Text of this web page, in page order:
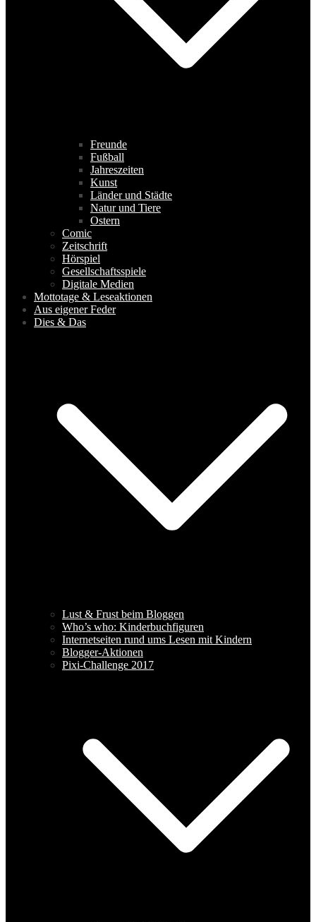
Freunde
Fußball
Jahreszeiten
Kunst
Länder und Städte
Natur und Tiere
Ostern
Comic
Zeitschrift
Hörspiel
Gesellschaftsspiele
Digitale Medien
Mottotage & Leseaktionen
Aus eigener Feder
Dies & Das
Lust & Frust beim Bloggen
Who’s who: Kinderbuchfiguren
Internetseiten rund ums Lesen mit Kindern
Blogger-Aktionen
Pixi-Challenge 2017